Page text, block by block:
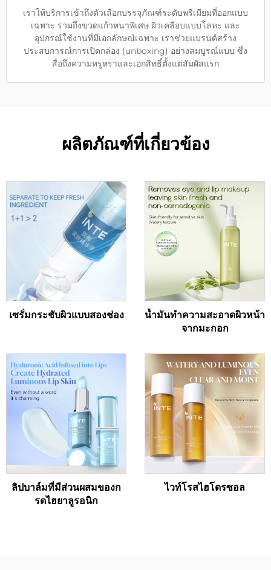
เราให้บริการเข้าถึงตัวเลือกบรรจุภัณฑ์ระดับพรีเมียมที่ออกแบบ
เฉพาะ รวมถึงขวดแก้วหนาพิเศษ ผิวเคลือบแบบโลหะ และ
อุปกรณ์ใช้งานที่มีเอกลักษณ์เฉพาะ เราช่วยแบรนด์สร้าง
ประสบการณ์การเปิดกล่อง (unboxing) อย่างสมบูรณ์แบบ ซึ่ง
สื่อถึงความหรูหราและเอกสิทธิ์ตั้งแต่สัมผัสแรก
ผลิตภัณฑ์ที่เกี่ยวข้อง
เซรั่มกระชับผิวแบบสองช่อง
น้ำมันทำความสะอาดผิวหน้า
จากมะกอก
ลิปบาล์มที่มีส่วนผสมของก
รดไฮยาลูรอนิก
ไวท์โรสไฮโดรซอล